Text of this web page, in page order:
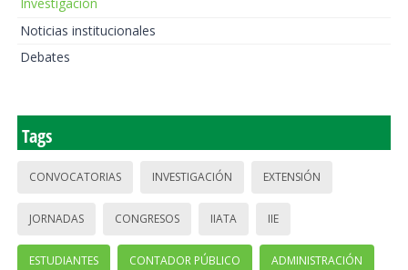
Investigación
Noticias institucionales
Debates
Tags
CONVOCATORIAS INVESTIGACIÓN EXTENSIÓN
JORNADAS CONGRESOS IIATA IIE
ESTUDIANTES CONTADOR PÚBLICO ADMINISTRACIÓN